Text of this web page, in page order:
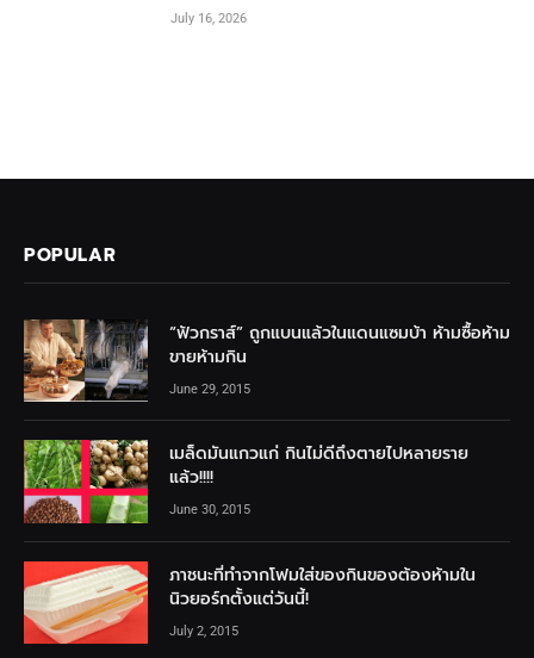
July 16, 2026
POPULAR
“ฟัวกราส์” ถูกแบนแล้วในแดนแซมบ้า ห้ามซื้อห้าม
ขายห้ามกิน
June 29, 2015
เมล็ดมันแกวแก่ กินไม่ดีถึงตายไปหลายราย
แล้ว!!!!
June 30, 2015
ภาชนะที่ทำจากโฟมใส่ของกินของต้องห้ามใน
นิวยอร์กตั้งแต่วันนี้!
July 2, 2015